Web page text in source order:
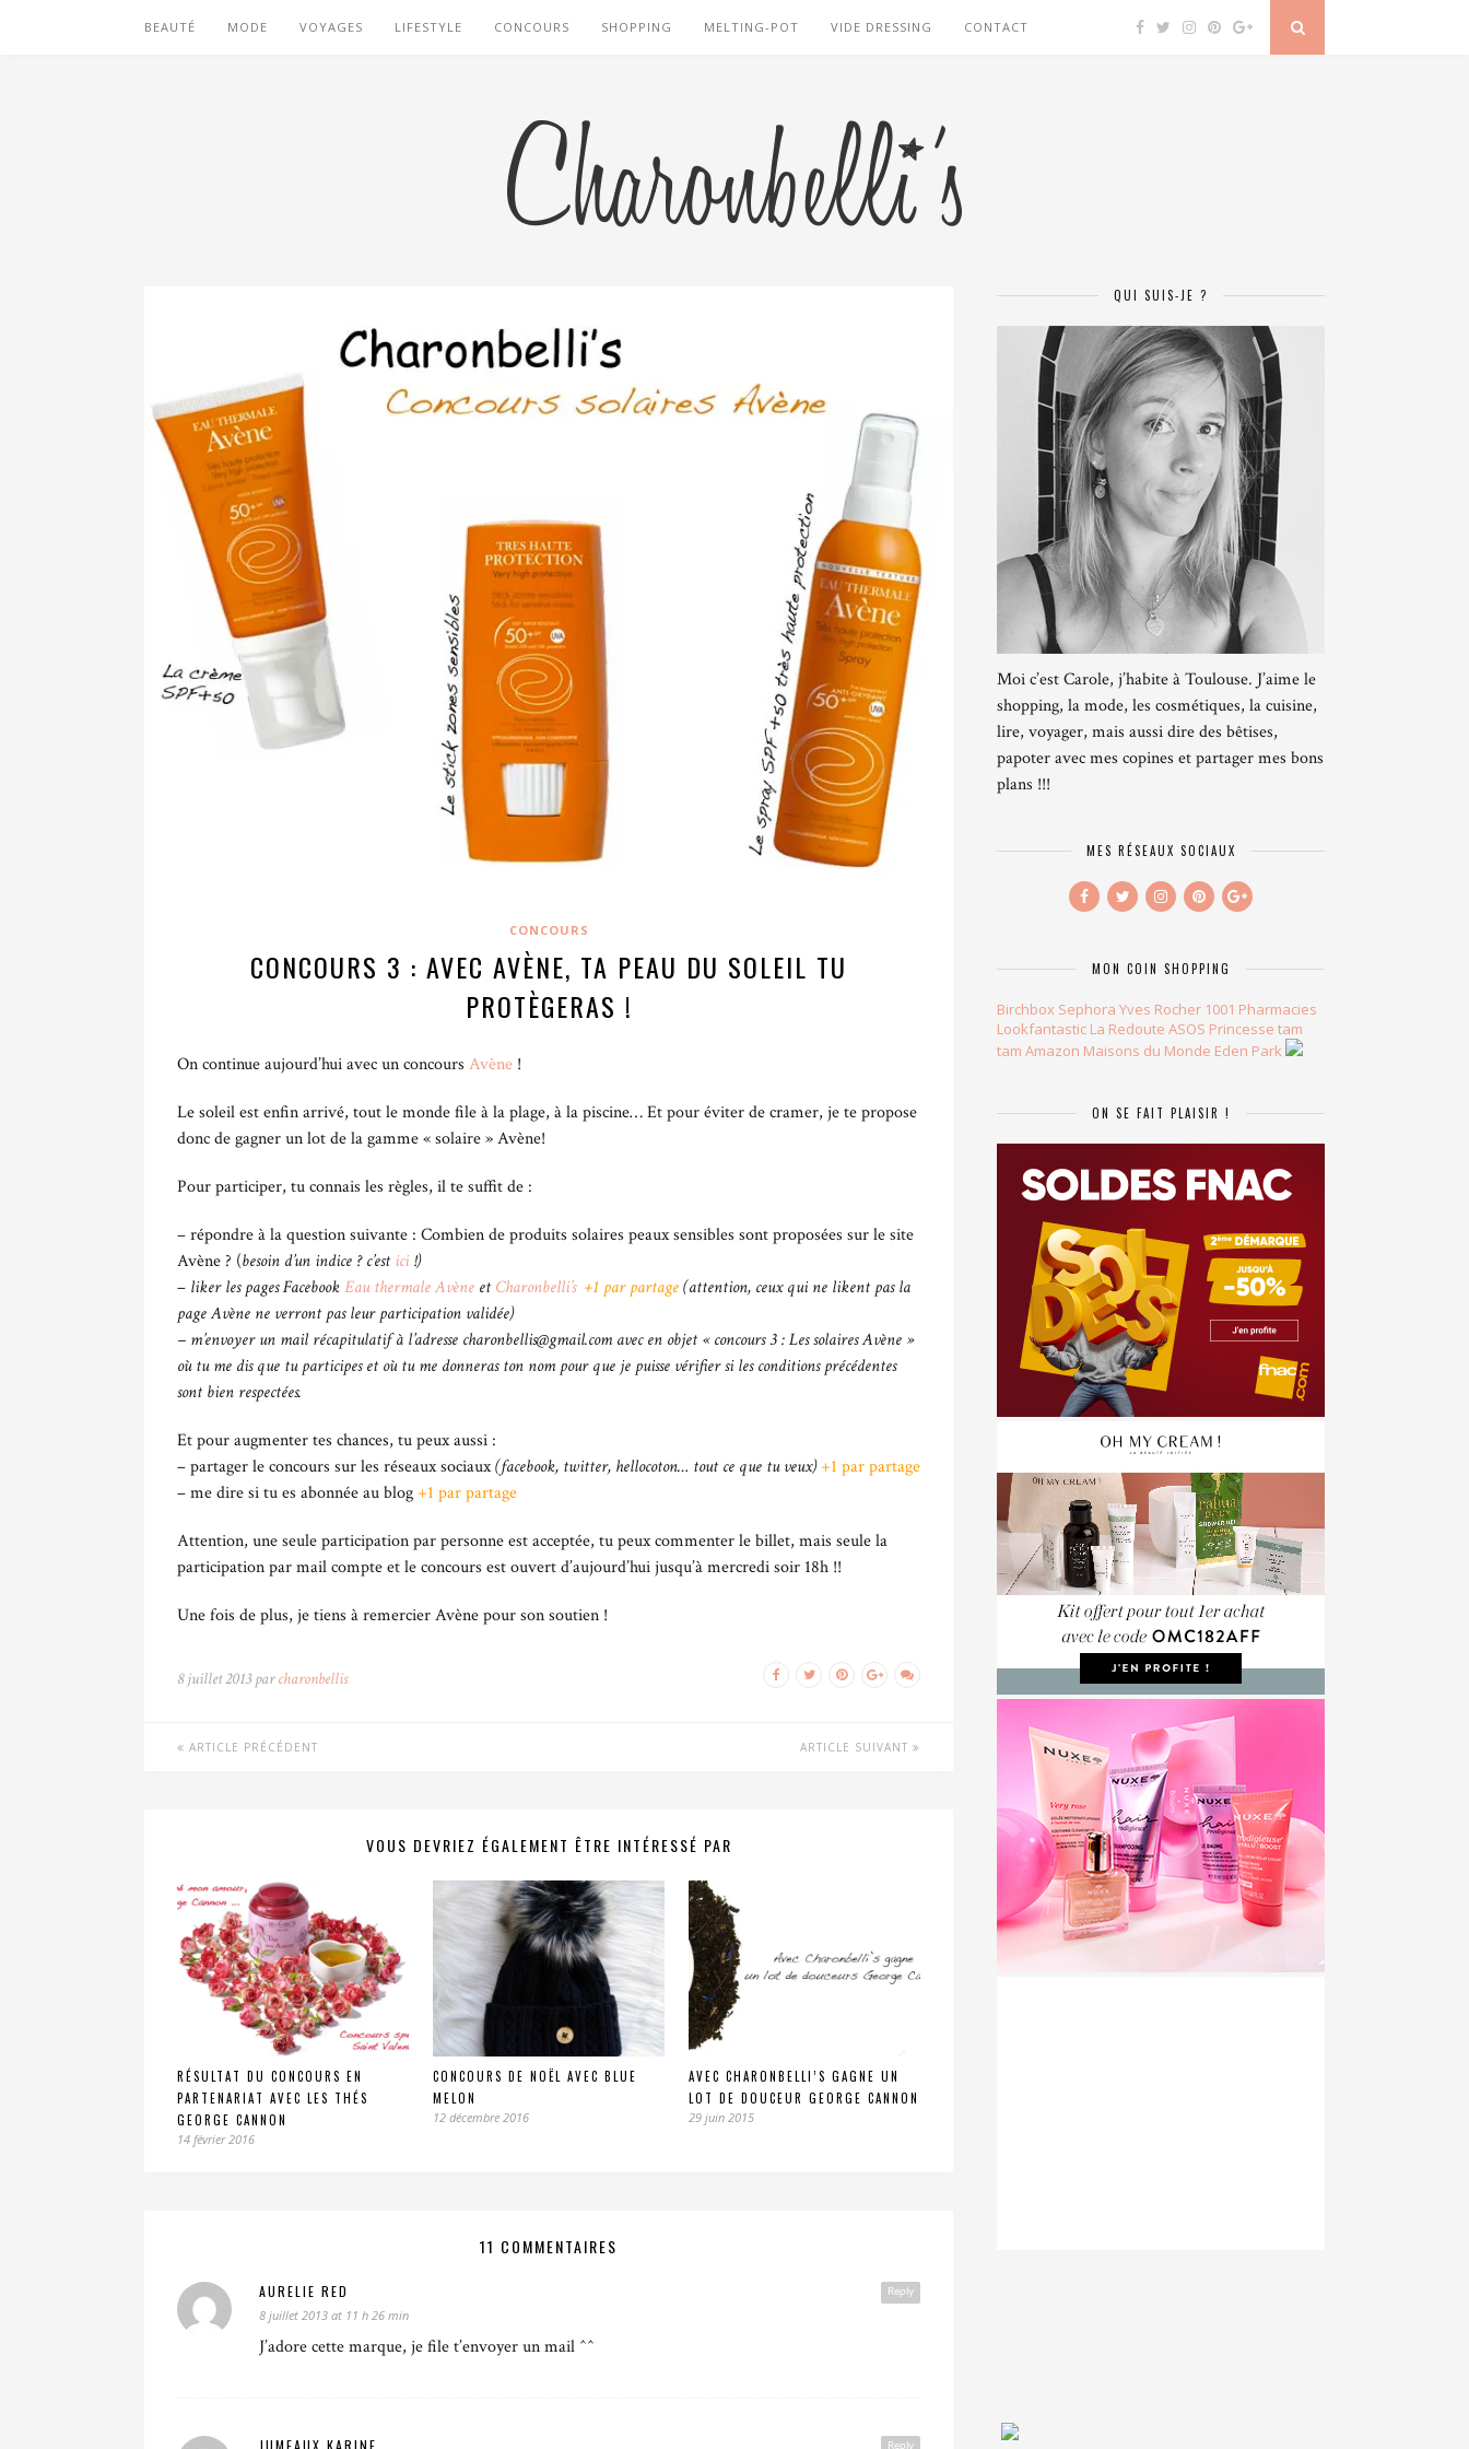
BEAUTÉ MODE VOYAGES LIFESTYLE CONCOURS SHOPPING MELTING-POT VIDE DRESSING CONTACT
CONCOURS
CONCOURS 3 : AVEC AVÈNE, TA PEAU DU SOLEIL TU
PROTÈGERAS !
On continue aujourd’hui avec un concours Avène !
Le soleil est enfin arrivé, tout le monde file à la plage, à la piscine… Et pour éviter de cramer, je te propose
donc de gagner un lot de la gamme « solaire » Avène!
Pour participer, tu connais les règles, il te suffit de :
– répondre à la question suivante : Combien de produits solaires peaux sensibles sont proposées sur le site
Avène ? (besoin d’un indice ? c’estici !)
– liker les pages FacebookEau thermale Avène etCharonbelli’s +1 par partage(attention, ceux qui ne likent pas la
page Avène ne verront pas leur participation validée)
– m’envoyer un mail récapitulatif à l’adresse charonbellis@gmail.com avec en objet « concours 3 : Les solaires Avène »
où tu me dis que tu participes et où tu me donneras ton nom pour que je puisse vérifier si les conditions précédentes
sont bien respectées.
Et pour augmenter tes chances, tu peux aussi :
– partager le concours sur les réseaux sociaux(facebook, twitter, hellocoton… tout ce que tu veux) +1 par partage
– me dire si tu es abonnée au blog +1 par partage
Attention, une seule participation par personne est acceptée, tu peux commenter le billet, mais seule la
participation par mail compte et le concours est ouvert d’aujourd’hui jusqu’à mercredi soir 18h !!
Une fois de plus, je tiens à remercier Avène pour son soutien !
8 juillet 2013 parcharonbellis
ARTICLE PRÉCÉDENT ARTICLE SUIVANT
VOUS DEVRIEZ ÉGALEMENT ÊTRE INTÉRESSÉ PAR
RÉSULTAT DU CONCOURS EN
PARTENARIAT AVEC LES THÉS
GEORGE CANNON
14 février 2016
CONCOURS DE NOËL AVEC BLUE
MELON
12 décembre 2016
AVEC CHARONBELLI’S GAGNE UN
LOT DE DOUCEUR GEORGE CANNON
29 juin 2015
11 COMMENTAIRES
Reply
AURELIE RED
8 juillet 2013 at 11 h 26 min
J’adore cette marque, je file t’envoyer un mail ^^
Reply
QUI SUIS-JE ?
Moi c’est Carole, j’habite à Toulouse. J’aime le
shopping, la mode, les cosmétiques, la cuisine,
lire, voyager, mais aussi dire des bêtises,
papoter avec mes copines et partager mes bons
plans !!!
MES RÉSEAUX SOCIAUX
MON COIN SHOPPING
Birchbox Sephora Yves Rocher 1001 Pharmacies
Lookfantastic La Redoute ASOS Princesse tam
tam Amazon Maisons du Monde Eden Park
ON SE FAIT PLAISIR !